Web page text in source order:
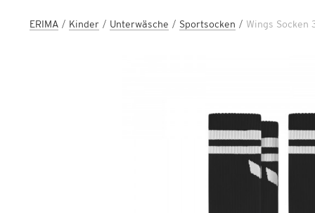
ERIMA Kinder Unterwäsche Sportsocken Wings Socken